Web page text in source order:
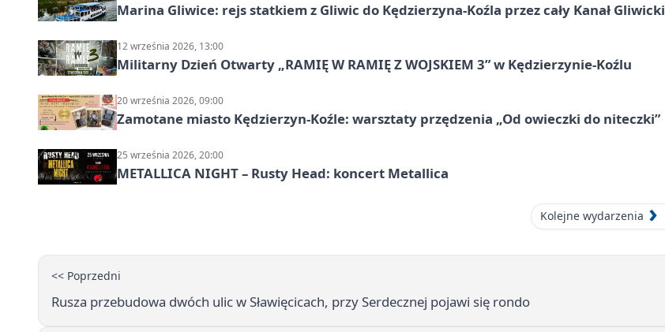
Marina Gliwice: rejs statkiem z Gliwic do Kędzierzyna-Koźla przez cały Kanał Gliwicki
12 września 2026, 13:00
Militarny Dzień Otwarty „RAMIĘ W RAMIĘ Z WOJSKIEM 3” w Kędzierzynie-Koźlu
20 września 2026, 09:00
Zamotane miasto Kędzierzyn-Koźle: warsztaty przędzenia „Od owieczki do niteczki”
25 września 2026, 20:00
METALLICA NIGHT – Rusty Head: koncert Metallica
Kolejne wydarzenia
<< Poprzedni
Rusza przebudowa dwóch ulic w Sławięcicach, przy Serdecznej pojawi się rondo